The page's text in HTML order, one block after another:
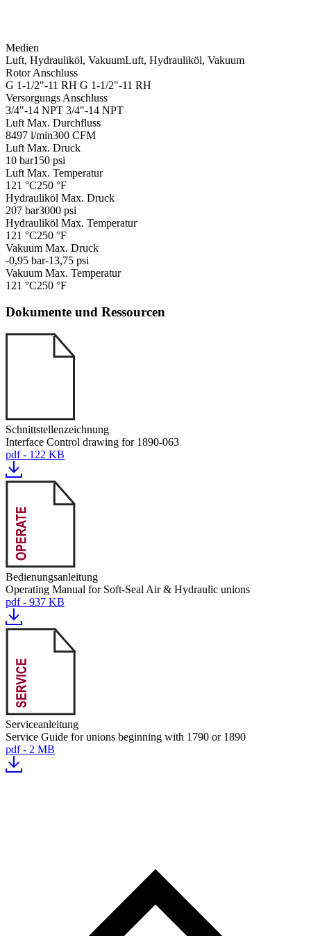
Medien
Luft, Hydrauliköl, VakuumLuft, Hydrauliköl, Vakuum
Rotor Anschluss
G 1-1/2"-11 RH G 1-1/2"-11 RH
Versorgungs Anschluss
3/4"-14 NPT 3/4"-14 NPT
Luft Max. Durchfluss
8497 l/min300 CFM
Luft Max. Druck
10 bar150 psi
Luft Max. Temperatur
121 °C250 °F
Hydrauliköl Max. Druck
207 bar3000 psi
Hydrauliköl Max. Temperatur
121 °C250 °F
Vakuum Max. Druck
-0,95 bar-13,75 psi
Vakuum Max. Temperatur
121 °C250 °F
Dokumente und Ressourcen
Schnittstellenzeichnung
Interface Control drawing for 1890-063
pdf - 122 KB
Bedienungsanleitung
Operating Manual for Soft-Seal Air & Hydraulic unions
pdf - 937 KB
Serviceanleitung
Service Guide for unions beginning with 1790 or 1890
pdf - 2 MB